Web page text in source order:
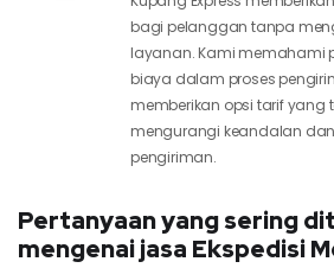
bagi pelanggan tanpa
layanan. Kami memahami
biaya dalam proses
memberikan opsi tarif yang
mengurangi keandalan
pengiriman.
Pertanyaan yang sering
mengenai jasa Ekspedisi